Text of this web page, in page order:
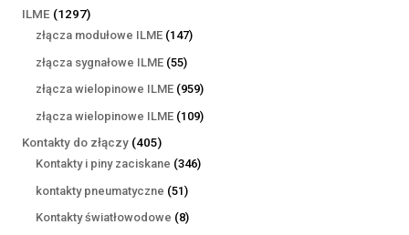
ILME 12971297
produktów
złącza modułowe ILME 147147
złącza sygnałowe ILME 5555
produktów
złącza wielopinowe ILME 959959
produktów
złącza wielopinowe ILME 109109
Kontakty do złączy 405405
produktów
Kontakty i piny zaciskane 346346
kontakty pneumatyczne 5151
produktów
Kontakty światłowodowe 88